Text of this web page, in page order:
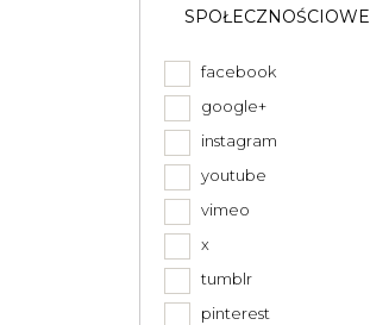
SPOŁECZNOŚCIOWE
facebook
google+
instagram
youtube
vimeo
x
tumblr
pinterest